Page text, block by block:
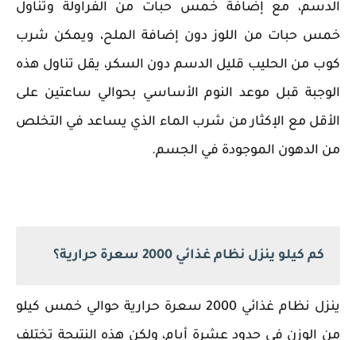
الدسم، مع إضافة خمس حبات من الفراولة وتناول
خمس حبات من اللوز دون إضافة الملح، ويمكن شرب
كوب من الحليب قليل الدسم دون السكر، يقل تناول هذه
الوجبة قبل موعد النوم الأساسي بحوالي ساعتين على
الأقل مع الإكثار من شرب الماء الذي يساعد في التخلص
من الدهون الموجودة في الجسم.
كم كيلو ينزل نظام غذائي 2000 سعرة حرارية؟
ينزل نظام غذائي 2000 سعرة حرارية حوالي خمس كيلو
من الوزن في حدود عشرة أيام، ولكن هذه النتيجة تختلف